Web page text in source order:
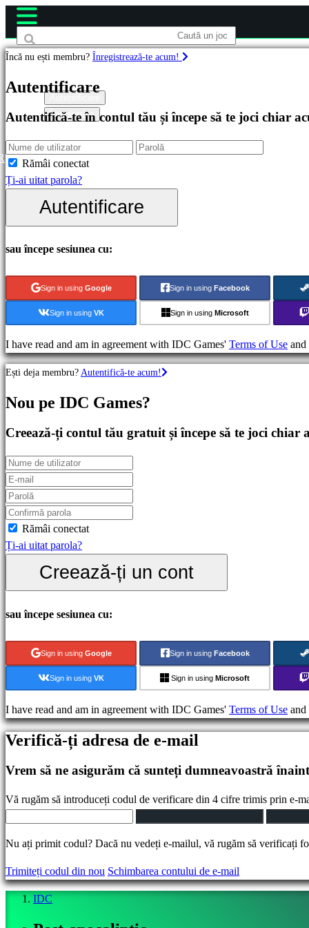
Jocuri
Recomandate
Lansări
noi
Categorii
Jocuri
acțiune
Jocuri
de
strategie
Jocuri
de
aventură
RPG
Jocuri
RPG
Jocuri
sport
Shootere
Racing
games
Casual
Indie
games
Simulation
Puzzle
games
Fighting
games
Demouri
Gameplays
Evenimente
joc
Media
Ghiduri
Înregistrare
Încă nu ești membru? Înregistrează-te acum!
Autentificare
Autentifică-te în contul tău și începe să te joci chiar
Rămâi conectat
Ți-ai uitat parola?
Autentificare
sau începe sesiunea cu:
Sign in using Google Sign in using Facebook
Sign in using VK Sign in using Microsoft
I have read and am in agreement with IDC Games' Terms of Use and
Ești deja membru? Autentifică-te acum!
Nou pe IDC Games?
Creează-ți contul tău gratuit și începe să te joci chiar
Rămâi conectat
Ți-ai uitat parola?
Creează-ți un cont
sau începe sesiunea cu:
Sign in using Google Sign in using Facebook
Sign in using VK Sign in using Microsoft
I have read and am in agreement with IDC Games' Terms of Use and
Verifică-ți adresa de e-mail
Vrem să ne asigurăm că sunteți dumneavoastră
Vă rugăm să introduceți codul de verificare din 4 cifre trimis prin e-
Nu ați primit codul? Dacă nu vedeți e-mailul, vă rugăm să verificați
Trimiteți codul din nou Schimbarea contului de e-mail
IDC